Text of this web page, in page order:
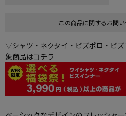
この商品に関するお問
▽シャツ・ネクタイ・ビズポロ・ビ
象商品はコチラ